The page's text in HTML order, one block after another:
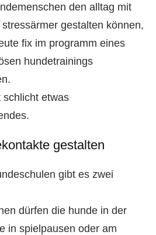
den alltag mit
gestalten können,
fix im programm eines
hundetrainings
schlicht etwas
gestalten
gibt es zwei
dürfen die hunde in der
in spielpausen oder am